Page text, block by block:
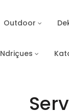
Outdoor
Ndriçues